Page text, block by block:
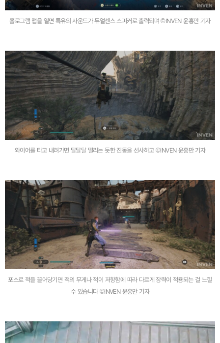
홀로그램 맵을 열면 특유의 사운드가 듀얼센스 스피커로 출력되며 ©INVEN 윤홍만 기자
와이어를 타고 내려가면 달달달 떨리는 듯한 진동을 선사하고 ©INVEN 윤홍만 기자
포스로 적을 끌어당기면 적의 무게나 적이 저항함에 따라 다르게 장력이 적용되는 걸 느낄
수 있습니다 ©INVEN 윤홍만 기자